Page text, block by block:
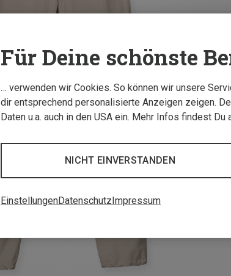
Für Deine schönste
… verwenden wir Cookies. So können wir unsere
dir entsprechend personalisierte Anzeigen zeigen.
Daten u.a. auch in den USA ein. Mehr Infos findest Du
NICHT EINVERSTANDEN
EinstellungenDatenschutzImpressum